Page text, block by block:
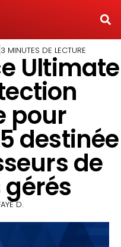
3 MINUTES DE LECTURE
Ultimate
pour
destinée
de
D.